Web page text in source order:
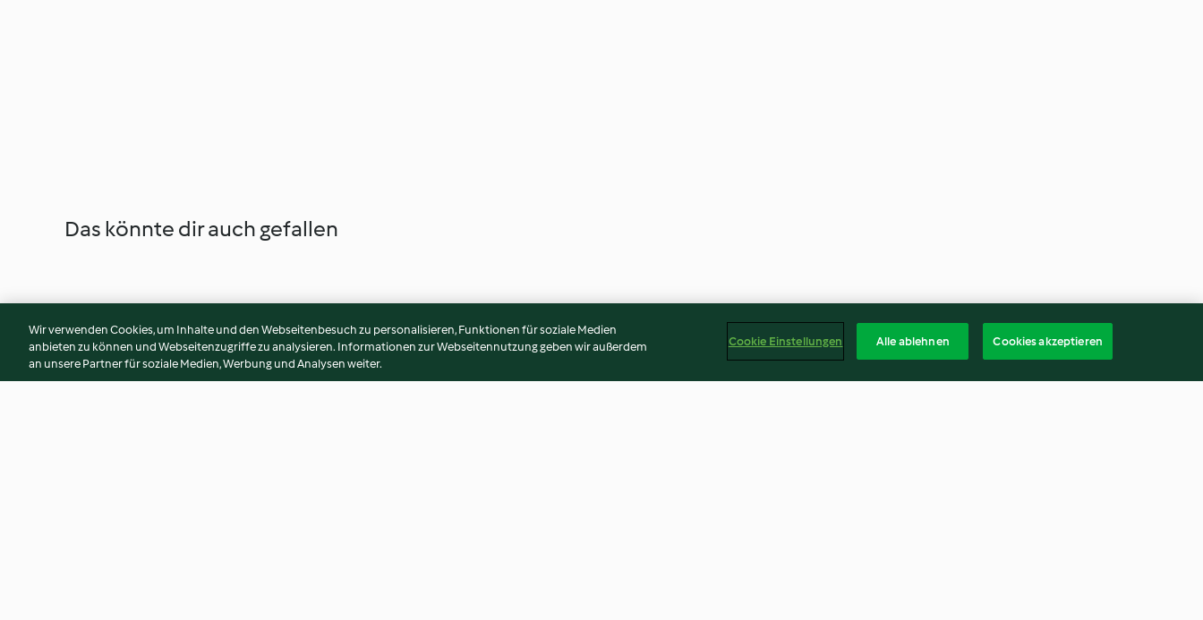
Das könnte dir auch gefallen
Wir verwenden Cookies, um Inhalte und den Webseitenbesuch zu personalisieren, Funktionen für soziale Medien
anbieten zu können und Webseitenzugriffe zu analysieren. Informationen zur Webseitennutzung geben wir außerdem
an unsere Partner für soziale Medien, Werbung und Analysen weiter.
Cookie Einstellungen Alle ablehnen Cookies akzeptieren